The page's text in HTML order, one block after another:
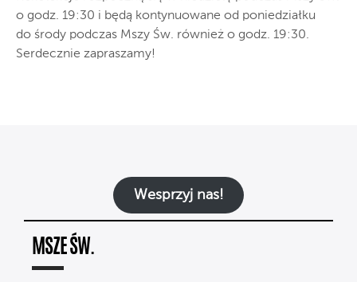
o godz. 19:30 i będą kontynuowane od poniedziałku
do środy podczas Mszy Św. również o godz. 19:30.
Serdecznie zapraszamy!
Wesprzyj nas!
MSZE ŚW.